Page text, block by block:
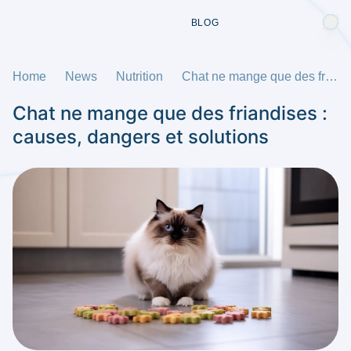
BLOG
Home News Nutrition Chat ne mange que des friandises : causes, dangers et solutions
Chat ne mange que des friandises :
causes, dangers et solutions